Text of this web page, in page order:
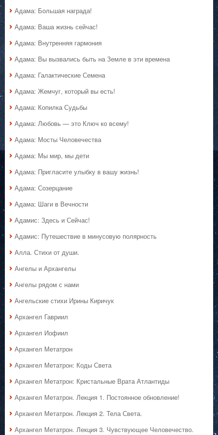
Адама: Большая награда!
Адама: Ваша жизнь сейчас!
Адама: Внутренняя гармония
Адама: Вы вызвались быть на Земле в эти времена
Адама: Галактические Семена
Адама: Жемчуг, который вы есть!
Адама: Копилка Судьбы
Адама: Любовь — это Ключ ко всему!
Адама: Мосты Человечества
Адама: Мы мир, мы дети
Адама: Пригласите улыбку в вашу жизнь!
Адама: Созерцание
Адама: Шаги в Вечности
Адамис: Здесь и Сейчас!
Адамис: Путешествие в минусовую полярность
Алла. Стихи от души.
Ангелы и Архангелы
Ангелы рядом с нами
Ангельские стихи Ирины Киричук
Архангел Гавриил
Архангел Иофиил
Архангел Метатрон
Архангел Метатрон: Коды Света
Архангел Метатрон: Кристальные Врата Атлантиды
Архангел Метатрон. Лекция 1. Постоянное обновление!
Архангел Метатрон. Лекция 2. Тела Света.
Архангел Метатрон. Лекция 3. Чувствующее Человечество.